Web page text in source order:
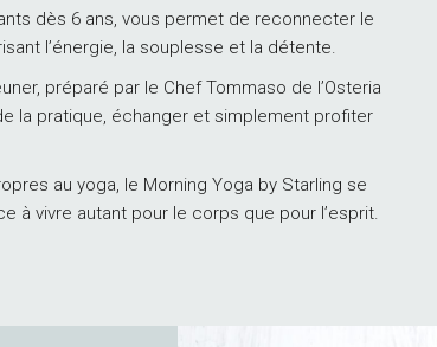
dès 6 ans, vous permet de reconnecter le
l’énergie, la souplesse et la détente.
préparé par le Chef Tommaso de l’Osteria
la pratique, échanger et simplement profiter
au yoga, le Morning Yoga by Starling se
à vivre autant pour le corps que pour l’esprit.